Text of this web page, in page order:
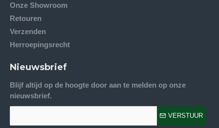
Onze Showroom
Retouren
Verzenden
Herroepingsrecht
Nieuwsbrief
Blijf altijd op de hoogte door aan te melden op onze
nieuwsbrief.
VERSTUUR